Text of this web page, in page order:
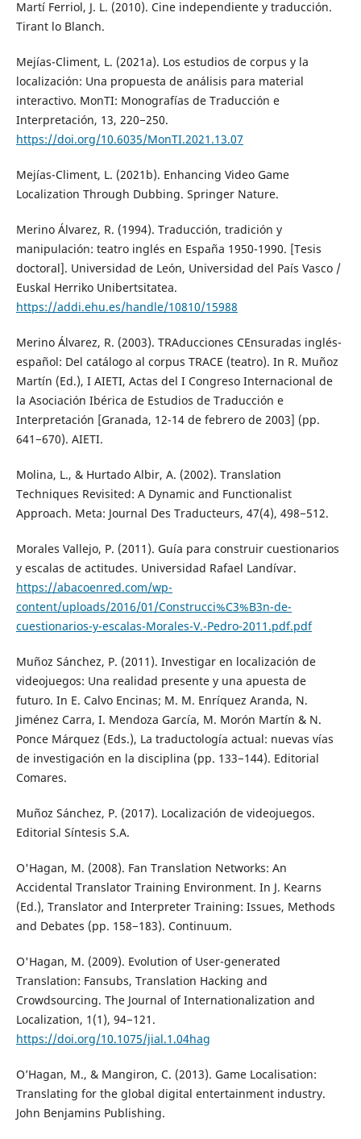
Martí Ferriol, J. L. (2010). Cine independiente y traducción.
Tirant lo Blanch.
Mejías-Climent, L. (2021a). Los estudios de corpus y la
localización: Una propuesta de análisis para material
interactivo. MonTI: Monografías de Traducción e
Interpretación, 13, 220−250.
https://doi.org/10.6035/MonTI.2021.13.07
Mejías-Climent, L. (2021b). Enhancing Video Game
Localization Through Dubbing. Springer Nature.
Merino Álvarez, R. (1994). Traducción, tradición y
manipulación: teatro inglés en España 1950-1990. [Tesis
doctoral]. Universidad de León, Universidad del País Vasco /
Euskal Herriko Unibertsitatea.
https://addi.ehu.es/handle/10810/15988
Merino Álvarez, R. (2003). TRAducciones CEnsuradas inglés-
español: Del catálogo al corpus TRACE (teatro). In R. Muñoz
Martín (Ed.), I AIETI, Actas del I Congreso Internacional de
la Asociación Ibérica de Estudios de Traducción e
Interpretación [Granada, 12-14 de febrero de 2003] (pp.
641−670). AIETI.
Molina, L., & Hurtado Albir, A. (2002). Translation
Techniques Revisited: A Dynamic and Functionalist
Approach. Meta: Journal Des Traducteurs, 47(4), 498−512.
Morales Vallejo, P. (2011). Guía para construir cuestionarios
y escalas de actitudes. Universidad Rafael Landívar.
https://abacoenred.com/wp-
content/uploads/2016/01/Construcci%C3%B3n-de-
cuestionarios-y-escalas-Morales-V.-Pedro-2011.pdf.pdf
Muñoz Sánchez, P. (2011). Investigar en localización de
videojuegos: Una realidad presente y una apuesta de
futuro. In E. Calvo Encinas; M. M. Enríquez Aranda, N.
Jiménez Carra, I. Mendoza García, M. Morón Martín & N.
Ponce Márquez (Eds.), La traductología actual: nuevas vías
de investigación en la disciplina (pp. 133−144). Editorial
Comares.
Muñoz Sánchez, P. (2017). Localización de videojuegos.
Editorial Síntesis S.A.
O'Hagan, M. (2008). Fan Translation Networks: An
Accidental Translator Training Environment. In J. Kearns
(Ed.), Translator and Interpreter Training: Issues, Methods
and Debates (pp. 158−183). Continuum.
O'Hagan, M. (2009). Evolution of User-generated
Translation: Fansubs, Translation Hacking and
Crowdsourcing. The Journal of Internationalization and
Localization, 1(1), 94−121.
https://doi.org/10.1075/jial.1.04hag
O’Hagan, M., & Mangiron, C. (2013). Game Localisation:
Translating for the global digital entertainment industry.
John Benjamins Publishing.